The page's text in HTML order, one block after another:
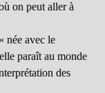
on peut aller à
née avec le
paraît au monde
des